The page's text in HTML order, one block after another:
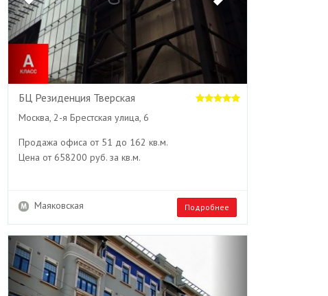
БЦ Резиденция Тверская
Москва, 2-я Брестская улица, 6
Продажа офиса от 51 до 162 кв.м.
Цена от 658200 руб. за кв.м.
Маяковская Подробнее
Previous